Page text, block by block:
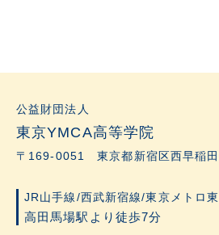
公益財団法人
東京YMCA高等学院
〒169-0051 東京都新宿区西早稲
JR山手線/西武新宿線/東京メトロ
高田馬場駅より徒歩7分